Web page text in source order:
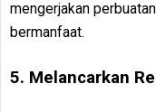
mengerjakan
bermanfaat.
5. Melancarkan